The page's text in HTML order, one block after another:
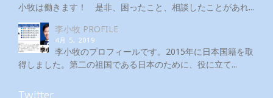
小牧は働きます！ 是非、困ったこと、相談したことがあれ...
李小牧 PROFILE
4月 5, 2019
李小牧のプロフィールです。2015年に日本国籍を取
得しました。第二の祖国である日本のために、役に立て...
Twitter